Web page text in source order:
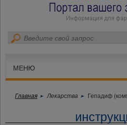
МЕНЮ
Главная Лекарства Гепадиф